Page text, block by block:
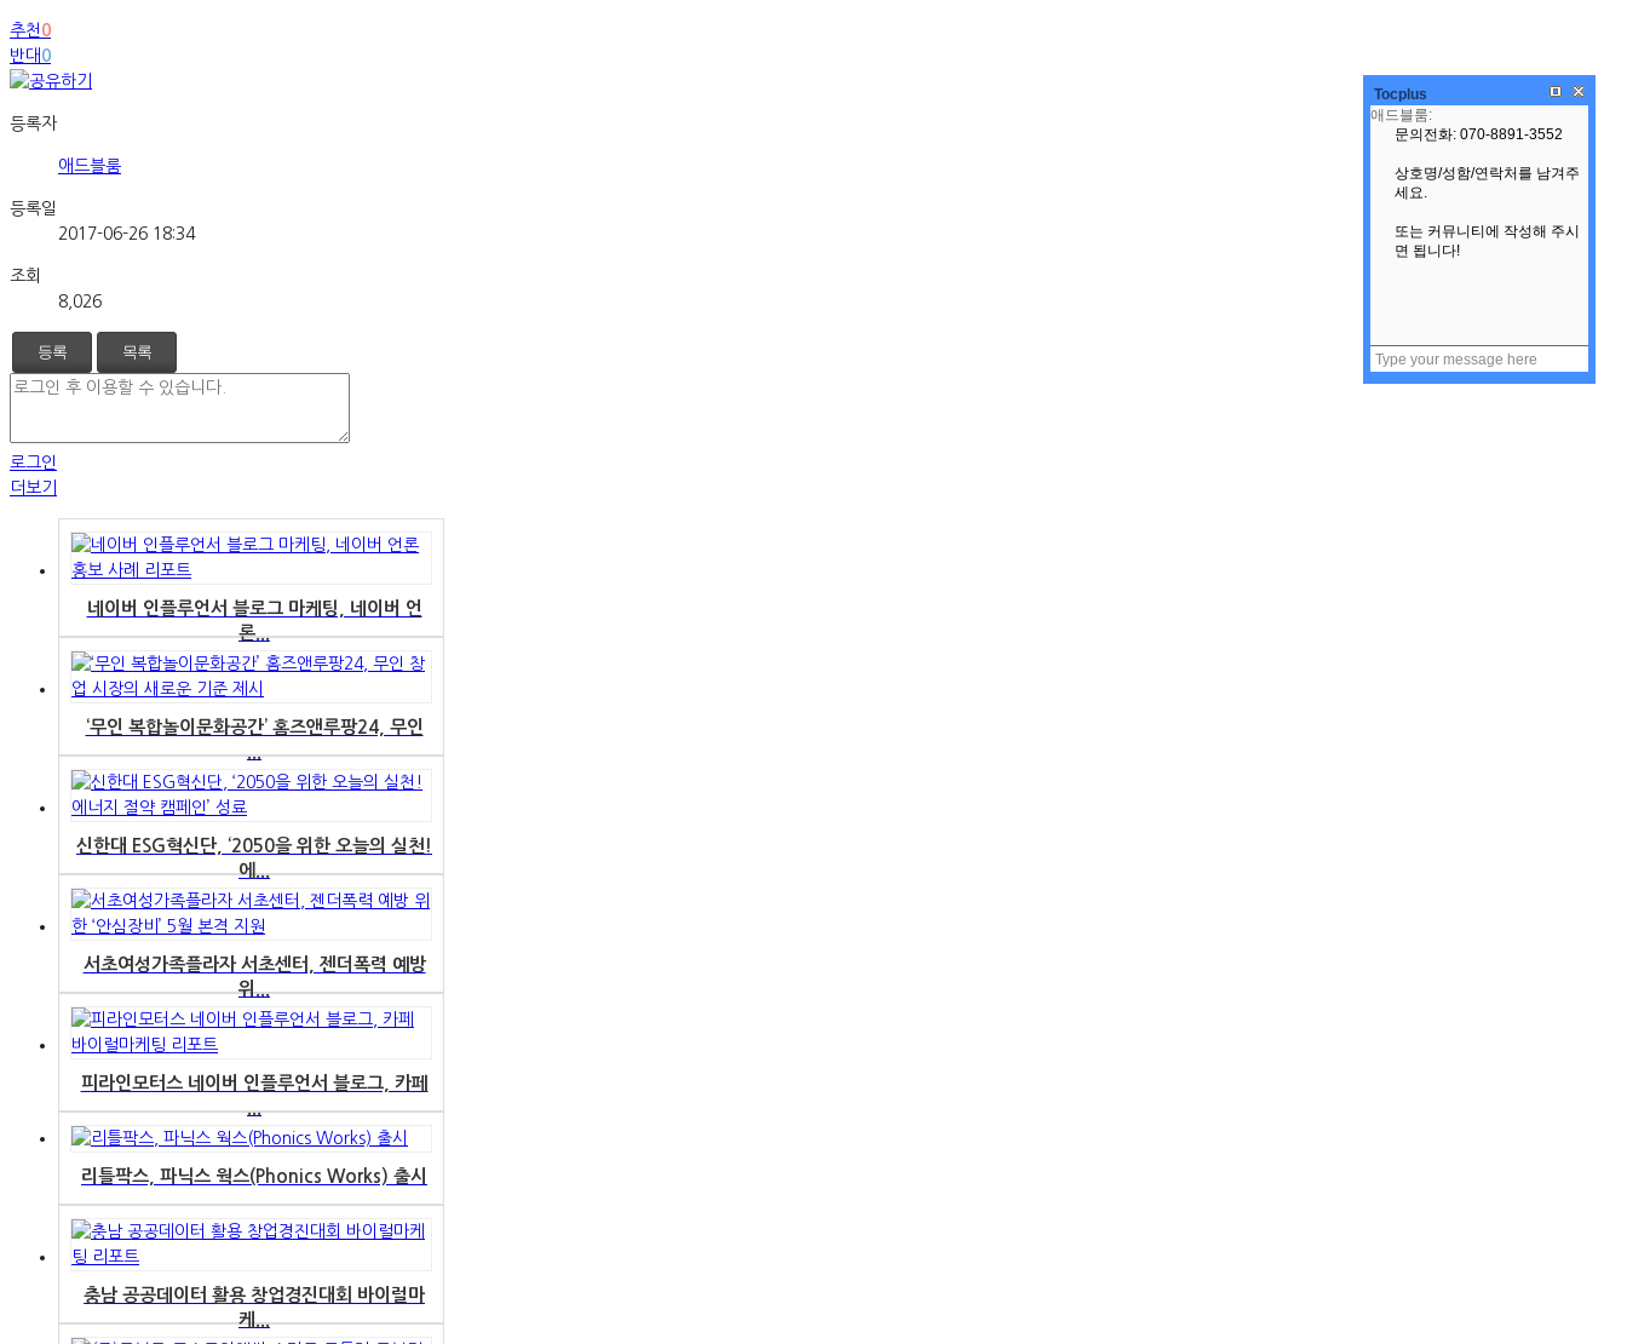
추천 0
반대 0
등록자
애드블룸
등록일
2017-06-26 18:34
조회
8,026
등록 목록
로그인
더보기
네이버 인플루언서 블로그 마케팅, 네이버 언
론...
‘무인 복합놀이문화공간’ 홈즈앤루팡24, 무인
...
신한대 ESG혁신단, ‘2050을 위한 오늘의 실천!
에...
서초여성가족플라자 서초센터, 젠더폭력 예방
위...
피라인모터스 네이버 인플루언서 블로그, 카페
...
리틀팍스, 파닉스 웍스(Phonics Works) 출시
충남 공공데이터 활용 창업경진대회 바이럴마
케...
Tocplus